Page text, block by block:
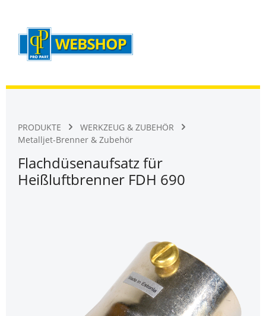
PRODUKTE
WERKZEUG & ZUBEHÖR
Metalljet-Brenner & Zubehör
Flachdüsenaufsatz für
Heißluftbrenner FDH 690